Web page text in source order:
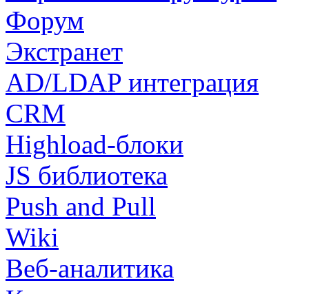
Форум
Экстранет
AD/LDAP интеграция
CRM
Highload-блоки
JS библиотека
Push and Pull
Wiki
Веб-аналитика